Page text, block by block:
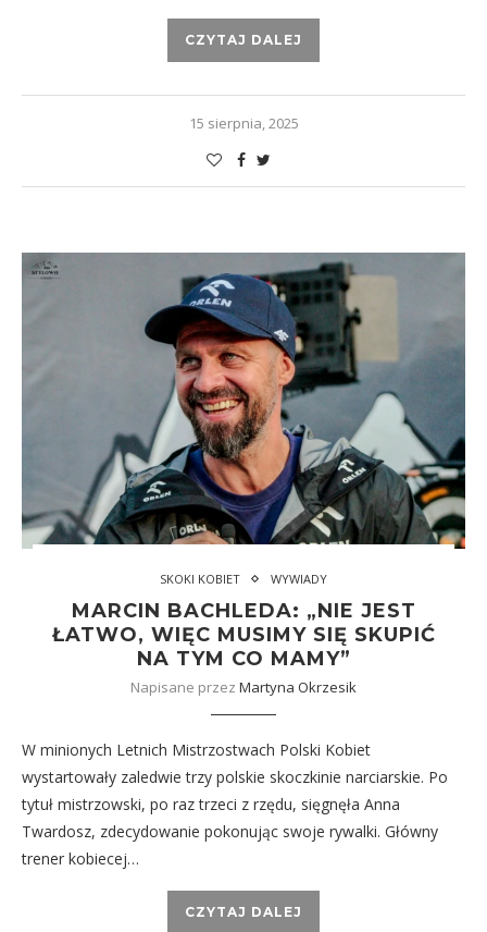
CZYTAJ DALEJ
15 sierpnia, 2025
SKOKI KOBIET WYWIADY
MARCIN BACHLEDA: „NIE JEST
ŁATWO, WIĘC MUSIMY SIĘ SKUPIĆ
NA TYM CO MAMY”
Napisane przez Martyna Okrzesik
W minionych Letnich Mistrzostwach Polski Kobiet
wystartowały zaledwie trzy polskie skoczkinie narciarskie. Po
tytuł mistrzowski, po raz trzeci z rzędu, sięgnęła Anna
Twardosz, zdecydowanie pokonując swoje rywalki. Główny
trener kobiecej…
CZYTAJ DALEJ